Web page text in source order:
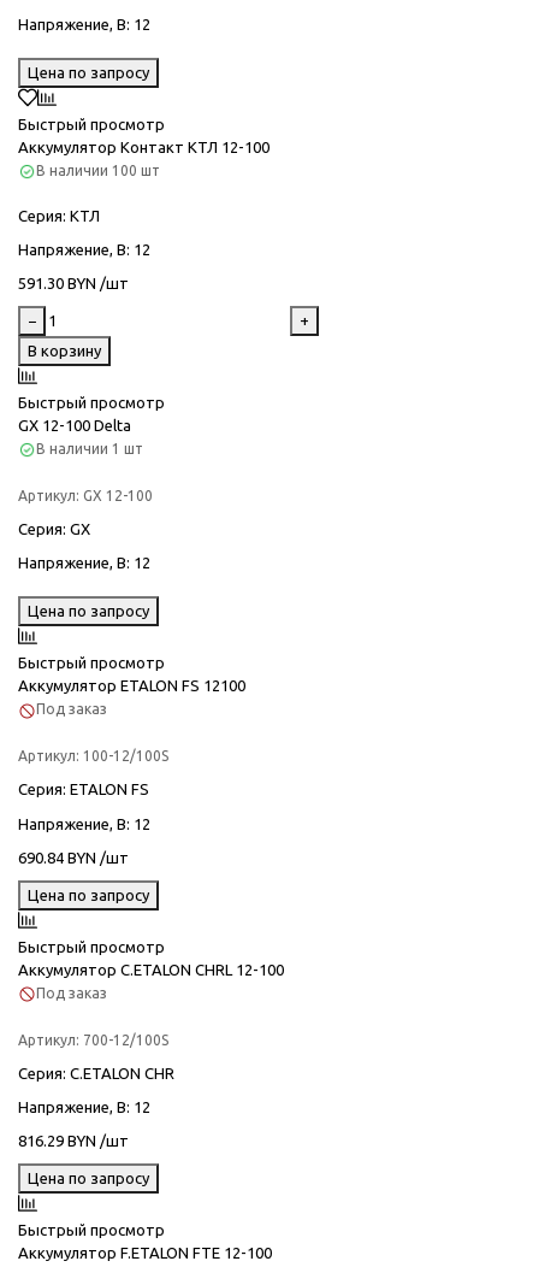
Напряжение, В: 12
Цена по запросу
Быстрый просмотр
Аккумулятор Контакт КТЛ 12-100
В наличии 100 шт
Серия: КТЛ
Напряжение, В: 12
591.30 BYN /шт
−
+
В корзину
Быстрый просмотр
GX 12-100 Delta
В наличии 1 шт
Артикул: GX 12-100
Серия: GX
Напряжение, В: 12
Цена по запросу
Быстрый просмотр
Аккумулятор ETALON FS 12100
Под заказ
Артикул: 100-12/100S
Серия: ETALON FS
Напряжение, В: 12
690.84 BYN /шт
Цена по запросу
Быстрый просмотр
Аккумулятор C.ETALON CHRL 12-100
Под заказ
Артикул: 700-12/100S
Серия: C.ETALON CHR
Напряжение, В: 12
816.29 BYN /шт
Цена по запросу
Быстрый просмотр
Аккумулятор F.ETALON FTE 12-100